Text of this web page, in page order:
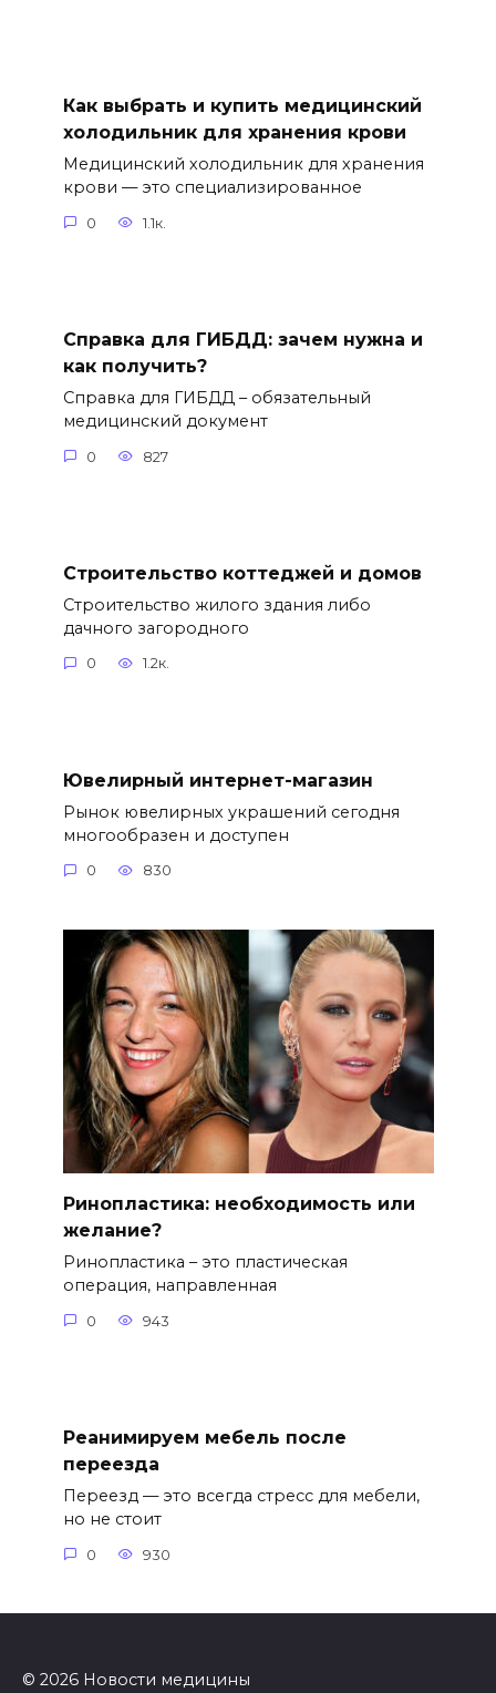
Как выбрать и купить медицинский
холодильник для хранения крови
Медицинский холодильник для хранения
крови — это специализированное
0 1.1к.
Справка для ГИБДД: зачем нужна и
как получить?
Справка для ГИБДД – обязательный
медицинский документ
0 827
Строительство коттеджей и домов
Строительство жилого здания либо
дачного загородного
0 1.2к.
Ювелирный интернет-магазин
Рынок ювелирных украшений сегодня
многообразен и доступен
0 830
Ринопластика: необходимость или
желание?
Ринопластика – это пластическая
операция, направленная
0 943
Реанимируем мебель после
переезда
Переезд — это всегда стресс для мебели,
но не стоит
0 930
© 2026 Новости медицины